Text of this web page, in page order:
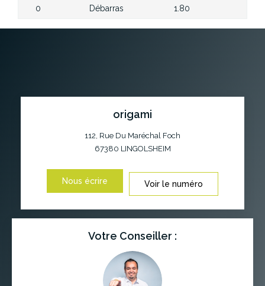
0 Débarras 1.80
origami
112, Rue Du Maréchal Foch
67380 LINGOLSHEIM
Nous écrire Voir le numéro
Votre Conseiller :